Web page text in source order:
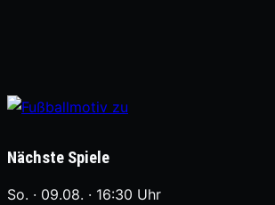
Nächste Spiele
So. · 09.08. · 16:30 Uhr